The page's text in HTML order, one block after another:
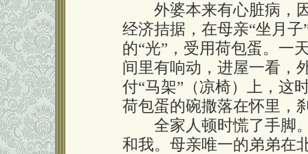
外婆本来有心脏病，因
经济拮据，在母亲“坐月
的“光”，受用荷包蛋。一
间里有响动，进屋一看，
付“马架”（凉椅）上，这
荷包蛋的碗撒落在怀里，
全家人顿时慌了手脚。
和我。母亲唯一的弟弟在